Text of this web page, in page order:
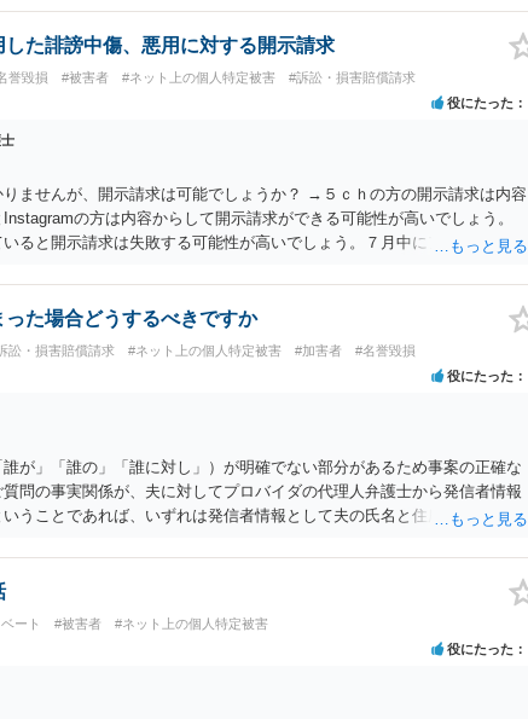
た誹謗中傷、悪用に対する開示請求
誉毀損 #被害者 #ネット上の個人特定被害 #訴訟・損害賠償請求
役にたった
ませんが、開示請求は可能でしょうか？ →５ｃｈの方の開示請求は内容
の方は内容からして開示請求ができる可能性が高いでしょう。
ると開示請求は失敗する可能性が高いでしょう。７月中にアカウントが
せることは可能でしょうか？ →訴訟外の交渉で相手方が認めれば負担さ
で判決となった場合は、実際の弁護士費用が認められる場合と認められ
た場合どうするべきですか
訟・損害賠償請求 #ネット上の個人特定被害 #加害者 #名誉毀損
役にたった
が」「誰の」「誰に対し」）が明確でない部分があるため事案の正確な
問の事実関係が、夫に対してプロバイダの代理人弁護士から発信者情報
うことであれば、いずれは発信者情報として夫の氏名と住所が開示さ
この場合は、開示請求者（とある女性？）の代理人弁護士へ、実は投稿
もに、あなたから連絡することもあり得ます。 夫がクレーム電話を入れ
、もし前者であれば、書類の再送要請にはあまり意味はなく、一方、後
訴に至る可能性も考える必要が出てきます。 あなたと夫との夫婦関係の
良好なのか、あなたが夫へ嘘をついたのか等）がよくわからないところ
ベターなのかを正確に検討するためには、公開の相談ではなく、詳しい
ート #被害者 #ネット上の個人特定被害
役にたった